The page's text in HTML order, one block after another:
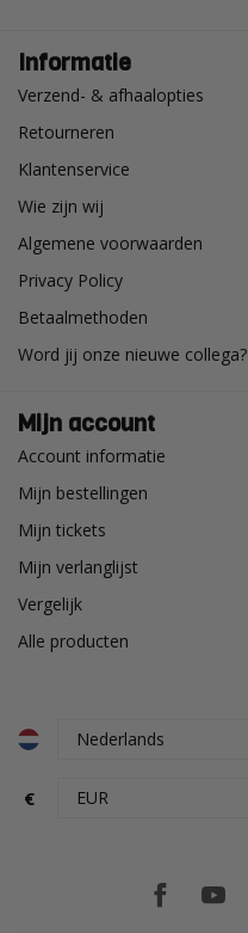
Informatie
Verzend- & afhaalopties
Retourneren
Klantenservice
Wie zijn wij
Algemene voorwaarden
Privacy Policy
Betaalmethoden
Word jij onze nieuwe collega?
Mijn account
Account informatie
Mijn bestellingen
Mijn tickets
Mijn verlanglijst
Vergelijk
Alle producten
€